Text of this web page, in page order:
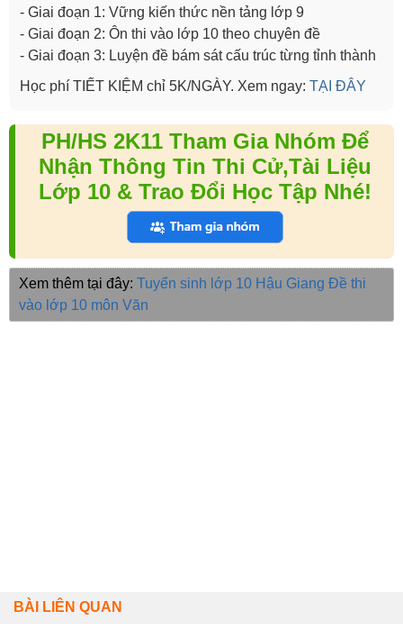
- Giai đoạn 1: Vững kiến thức nền tảng lớp 9
- Giai đoạn 2: Ôn thi vào lớp 10 theo chuyên đề
- Giai đoạn 3: Luyện đề bám sát cấu trúc từng tỉnh thành
Học phí TIẾT KIỆM chỉ 5K/NGÀY. Xem ngay: TẠI ĐÂY
PH/HS 2K11 Tham Gia Nhóm Để
Nhận Thông Tin Thi Cử,Tài Liệu
Lớp 10 & Trao Đổi Học Tập Nhé!
Xem thêm tại đây: Tuyển sinh lớp 10 Hậu Giang Đề thi
vào lớp 10 môn Văn
BÀI LIÊN QUAN